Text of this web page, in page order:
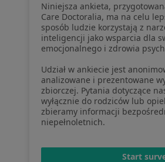
Jak działają wyniki
Dostępność
O nas
Praca Rekrutujemy!
Partnerzy
Centrum prasowe
Kontakt
Niniejsza ankieta,
Care Doctoralia, ma na celu
sposób ludzie korzystają z
inteligencji jako wsparcia dla
emocjonalnego i zdrowia
Udział w ankiecie jest
analizowane i prezentowane
zbiorczej. Pytania dotyczące
wyłącznie do rodziców lub
zbieramy informacji
niepełnoletnich.
Start